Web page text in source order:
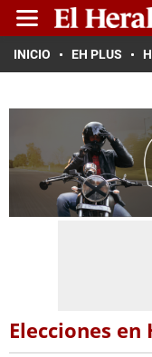
INICIO EH PLUS
Elecciones en